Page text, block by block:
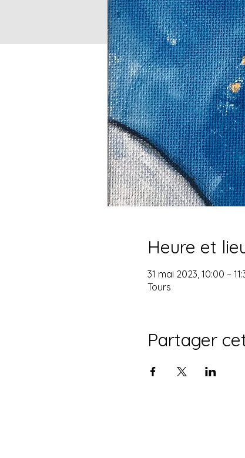
Heure et
31 mai 2023, 10:00 –
Tours
Partager